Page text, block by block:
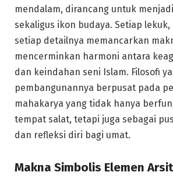
mendalam, dirancang untuk
sekaligus ikon budaya. Setiap
setiap detailnya memancarkan
mencerminkan harmoni antara
dan keindahan seni Islam. Filosofi
pembangunannya berpusat pada
mahakarya yang tidak hanya
tempat salat, tetapi juga sebagai
dan refleksi diri bagi umat.
Makna Simbolis Elemen